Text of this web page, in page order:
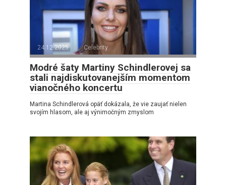
24.12.2025 Celebrity
Modré šaty Martiny Schindlerovej sa
stali najdiskutovanejším momentom
vianočného koncertu
Martina Schindlerová opäť dokázala, že vie zaujať nielen
svojím hlasom, ale aj výnimočným zmyslom